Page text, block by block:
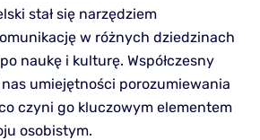
stał się narzędziem
w różnych dziedzinach
naukę i kulturę. Współczesny
umiejętności porozumiewania
czyni go kluczowym elementem
osobistym.